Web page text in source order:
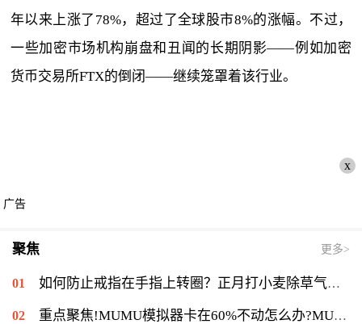
年以来上涨了78%，超过了全球股市8%的涨幅。不过，
一些加密市场机构崩盘和丑闻的长期阴影——例如加密
货币交易所FTX的倒闭——继续笼罩着该行业。
x
广告
聚焦 更多>
如何防止戒指在手指上转圈？正月打小麦除草气温多少能打？ 全球短讯
重点聚焦!MUMU模拟器卡在60%不动怎么办?MUMU模拟器卡在60%的解决流程